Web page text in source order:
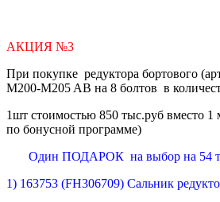
АКЦИЯ №3
При покупке редуктора бортового
М200-M205 AB на 8 болтов в
1шт стоимостью 850 тыс.руб вместо 1
по бонусной программе)
Один ПОДАРОК на выбор на 54
1) 163753 (FH306709) Сальник